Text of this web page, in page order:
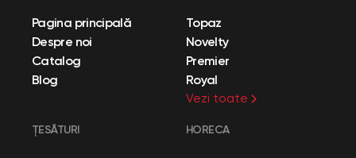
Pagina principală
Despre noi
Catalog
Blog
Topaz
Novelty
Premier
Royal
Vezi toate
ȚESĂTURI HORECA